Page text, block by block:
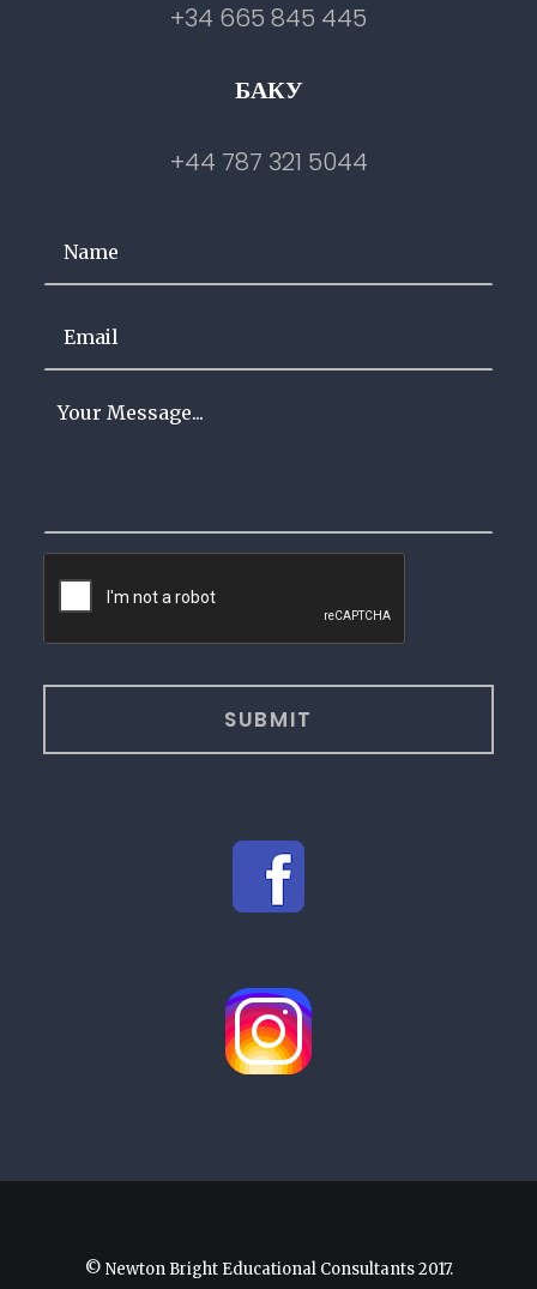
+34 665 845 445
БАКУ
+44 787 321 5044
Your
Message *
© Newton Bright Educational Consultants 2017.